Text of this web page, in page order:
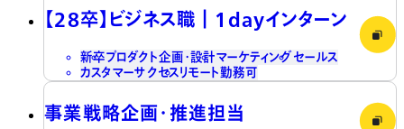
【28卒】ビジネス職┃1dayインターン
新卒プロダクト企画・設計マーケティング セールス
カスタマーサクセスリモート勤務可
事業戦略企画・推進担当